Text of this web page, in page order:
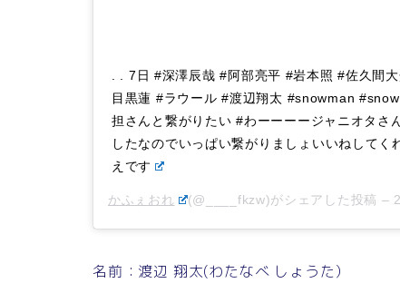
. . 7日 #深澤辰哉 #阿部亮平 #岩本照 #佐久間
目黒蓮 #ラウール #渡辺翔太 #snowman
担さんと繋がりたい #わーーーージャニオタさ
したなのでいっぱい繋がりましょいいねしてく
えです
かふぇおれ (@____fkzw)がシェアした投稿 –
名前：渡辺 翔太(わたなべ しょうた）